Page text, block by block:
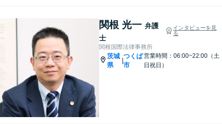
関根 光一 弁護
士
インタビューを見
る
関根国際法律事務所
茨城
県
|
つくば
市
営業時間：06:00~22:00（土
日祝日）